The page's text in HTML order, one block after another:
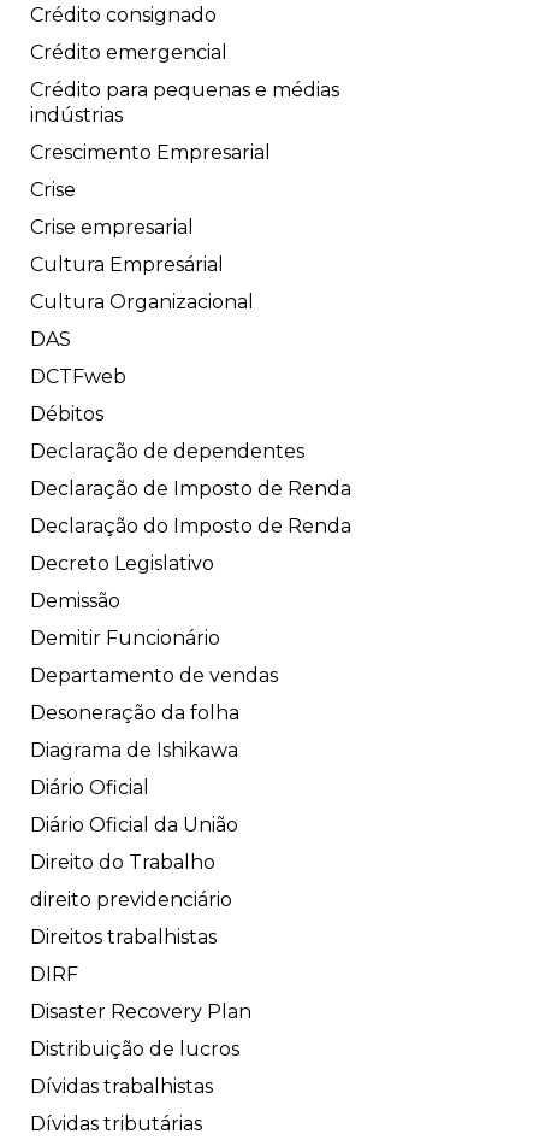
Crédito consignado
Crédito emergencial
Crédito para pequenas e médias
indústrias
Crescimento Empresarial
Crise
Crise empresarial
Cultura Empresárial
Cultura Organizacional
DAS
DCTFweb
Débitos
Declaração de dependentes
Declaração de Imposto de Renda
Declaração do Imposto de Renda
Decreto Legislativo
Demissão
Demitir Funcionário
Departamento de vendas
Desoneração da folha
Diagrama de Ishikawa
Diário Oficial
Diário Oficial da União
Direito do Trabalho
direito previdenciário
Direitos trabalhistas
DIRF
Disaster Recovery Plan
Distribuição de lucros
Dívidas trabalhistas
Dívidas tributárias